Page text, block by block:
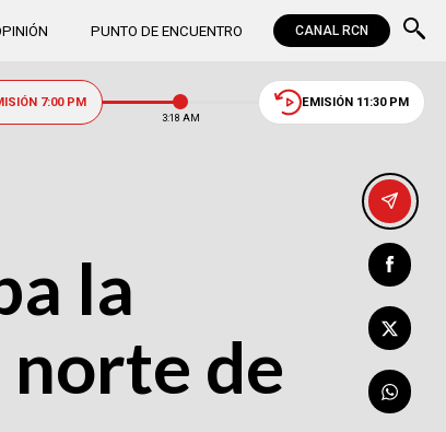
PUNTO DE ENCUENTRO CANAL RCN
7:00 PM
3:18 AM
EMISIÓN 11:30 PM
la
norte de